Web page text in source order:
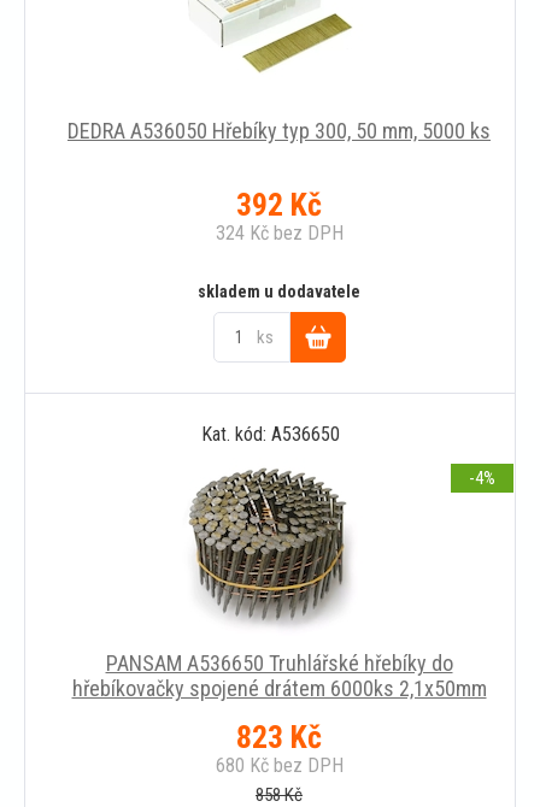
DEDRA A536050 Hřebíky typ 300, 50 mm, 5000 ks
392 Kč
324 Kčbez DPH
skladem u dodavatele
ks
Do
košíku
Kat. kód: A536650
PANSAM A536650 Truhlářské hřebíky do
hřebíkovačky spojené drátem 6000ks 2,1x50mm
823 Kč
680 Kčbez DPH
858Kč
-4